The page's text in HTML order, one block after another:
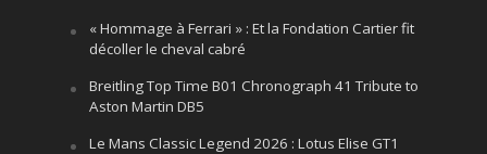
« Hommage à Ferrari » : Et la Fondation Cartier fit
décoller le cheval cabré
Breitling Top Time B01 Chronograph 41 Tribute to
Aston Martin DB5
Le Mans Classic Legend 2026 : Lotus Elise GT1